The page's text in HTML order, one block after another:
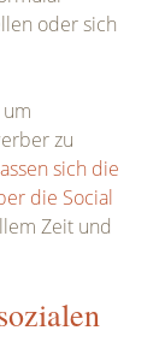
oder sich
zu
sich die
die Social
Zeit und